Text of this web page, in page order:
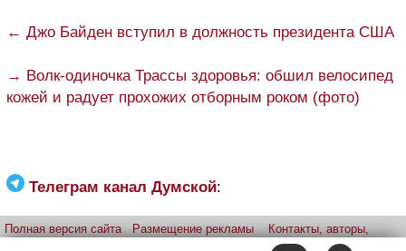
← Джо Байден вступил в должность президента США
→ Волк-одиночка Трассы здоровья: обшил велосипед
кожей и радует прохожих отборным роком (фото)
Телеграм канал Думской:
Полная версия сайта Размещение рекламы
Контакты, авторы,